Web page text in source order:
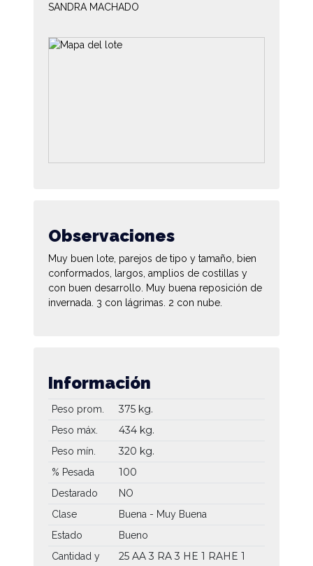
SANDRA MACHADO
Observaciones
Muy buen lote, parejos de tipo y tamaño, bien
conformados, largos, amplios de costillas y
con buen desarrollo. Muy buena reposición de
invernada. 3 con lágrimas. 2 con nube.
Información
Peso prom. 375 kg.
Peso máx. 434 kg.
Peso mín. 320 kg.
% Pesada 100
Destarado
NO
Clase
Buena - Muy Buena
Estado
Bueno
Cantidad y
25 AA 3 RA 3 HE 1 RAHE 1